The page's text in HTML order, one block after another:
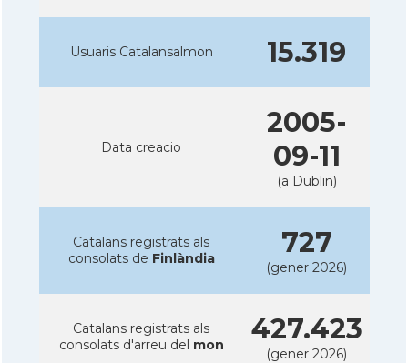
Usuaris Catalansalmon 15.319
Data creacio
2005-
09-11
(a Dublin)
Catalans registrats als
consolats de Finlàndia 727
(gener 2026)
Catalans registrats als
consolats d'arreu del mon 427.423
(gener 2026)